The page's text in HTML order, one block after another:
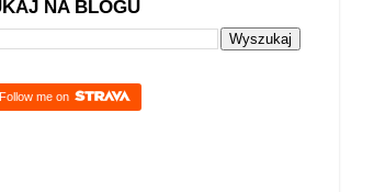
NA BLOGU
Follow me on